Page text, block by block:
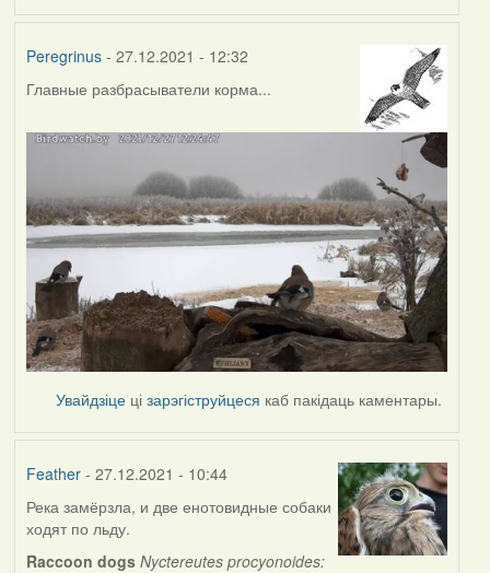
Peregrinus- 27.12.2021 - 12:32
Главные разбрасыватели корма...
Увайдзіце цізарэгіструйцеся каб пакідаць каментары.
Feather- 27.12.2021 - 10:44
Река замёрзла, и две енотовидные собаки
ходят по льду.
Raccoon dogs Nyctereutes procyonoides: